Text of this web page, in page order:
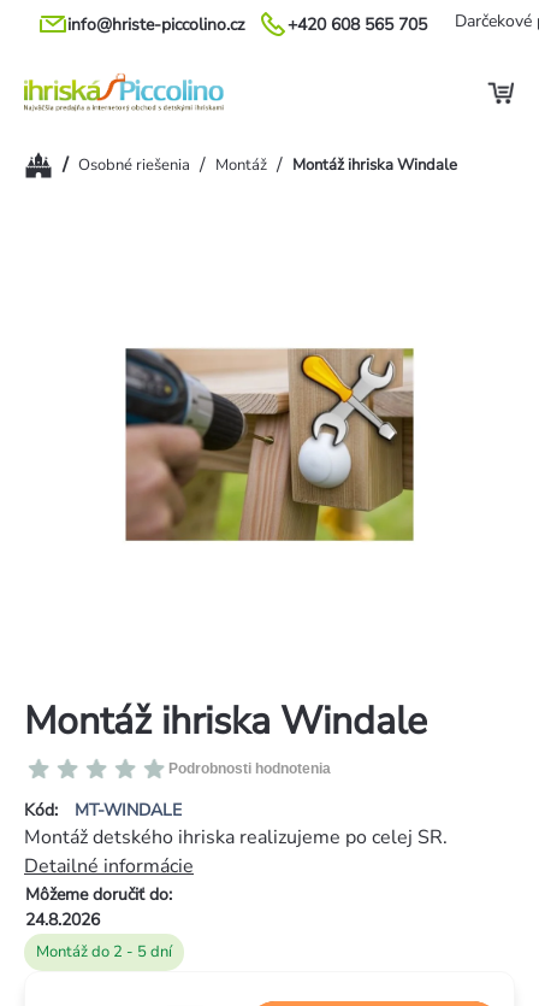
Prejsť
+420 608 565 705
info@hriste-piccolino.cz Darčekové
Domov
/ Osobné riešenia / Montáž / Montáž ihriska Windale
Montáž ihriska Windale
Kód: MT-WINDALE
Priemerné
hodnotenie
produktu
je
0,0
z
5
hviezdičiek.
Podrobnosti hodnotenia
Montáž do 2 - 5 dní
Môžeme doručiť do:
24.8.2026
Montáž detského ihriska realizujeme po celej SR.
Detailné informácie